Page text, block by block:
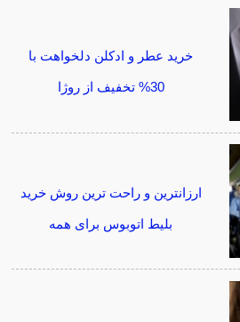
خرید عطر و ادکلن دلخواهت با
30% تخفیف از روژا
ارزانترین و راحت ترین روش خرید
بلیط اتوبوس برای همه